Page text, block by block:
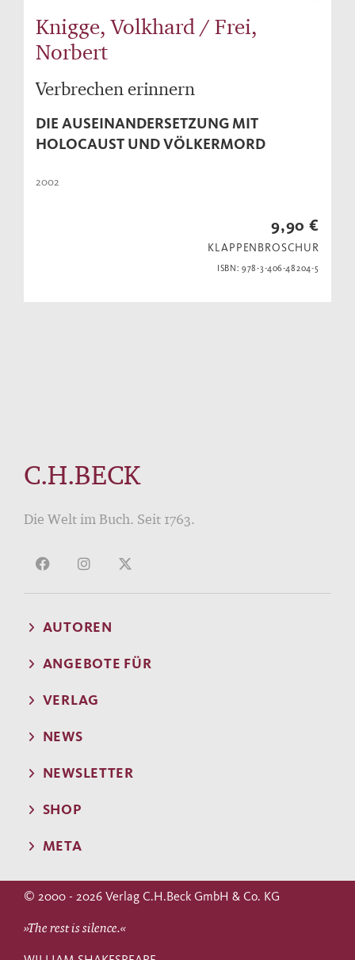
Knigge, Volkhard / Frei,
Norbert
Verbrechen erinnern
DIE AUSEINANDERSETZUNG MIT
HOLOCAUST UND VÖLKERMORD
2002
9,90 €
KLAPPENBROSCHUR
ISBN: 978-3-406-48204-5
C.H.BECK
Die Welt im Buch. Seit 1763.
AUTOREN
ANGEBOTE FÜR
VERLAG
NEWS
NEWSLETTER
SHOP
META
© 2000 - 2026 Verlag C.H.Beck GmbH & Co. KG
»The rest is silence.«